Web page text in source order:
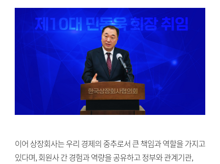
이어 상장회사는 우리 경제의 중추로서 큰 책임과 역할을 가지고
있다며, 회원사 간 경험과 역량을 공유하고 정부와 관계기관,